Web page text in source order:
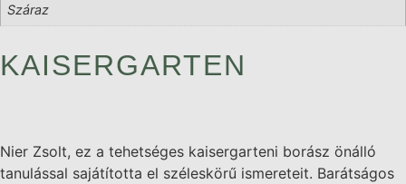
Száraz
KAISERGARTEN
Nier Zsolt, ez a tehetséges kaisergarteni borász önálló
tanulással sajátította el széleskörű ismereteit. Barátságos